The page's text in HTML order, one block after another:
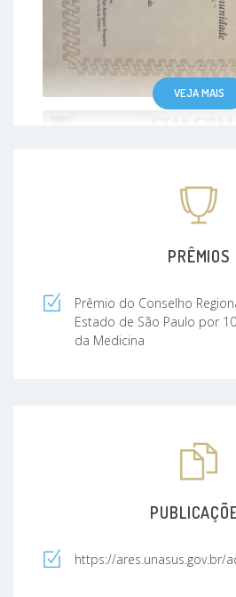
VEJA MAIS
PRÊMIOS
Prêmio do Conselho
Estado de São Paulo por
da Medicina
https://ares.unasus.gov.br/